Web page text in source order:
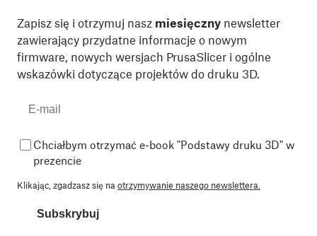
Zapisz się i otrzymuj nasz miesięczny newsletter
zawierający przydatne informacje o nowym
firmware, nowych wersjach PrusaSlicer i ogólne
wskazówki dotyczące projektów do druku 3D.
Chciałbym otrzymać e-book "Podstawy druku 3D" w
prezencie
Klikając, zgadzasz się na otrzymywanie naszego newslettera.
Subskrybuj